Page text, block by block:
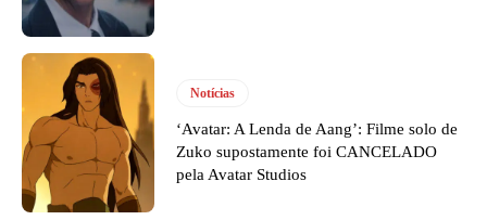
Notícias
‘Avatar: A Lenda de Aang’: Filme solo de
Zuko supostamente foi CANCELADO
pela Avatar Studios